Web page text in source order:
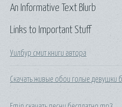
Links to Important Stuff
Уилбур смит книги автора
Скачать живые обои голые девушки
An Informative Text Blurb